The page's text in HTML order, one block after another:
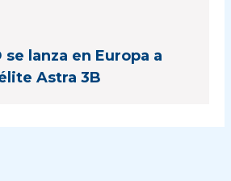
lanza en Europa a
Astra 3B